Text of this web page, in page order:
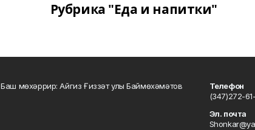
Рубрика "Еда и напитки"
Баш мөхәррир: Айгиз Ғиззәт улы Баймөхәмәтов
Телефон
(347)272-
Эл. почта